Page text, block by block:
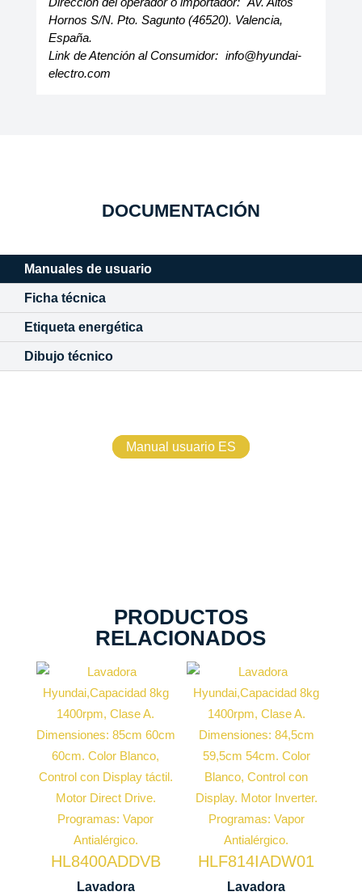
Hornos S/N. Pto. Sagunto (46520). Valencia,
España.
Link de Atención al Consumidor: info@hyundai-
electro.com
DOCUMENTACIÓN
Manuales de usuario
Ficha técnica
Etiqueta energética
Dibujo técnico
Manual usuario ES
PRODUCTOS
RELACIONADOS
HL8400ADDVB
Lavadora
Capacidad
carga 8 kg
1400 rpm
Motor
Direct Drive
HLF814IADW01
Lavadora
Capacidad
carga 8 kg
Centrifugado
1400 rpm
Motor
Inverter